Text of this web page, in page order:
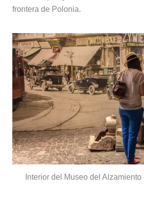
frontera de Polonia.
Interior del Museo del